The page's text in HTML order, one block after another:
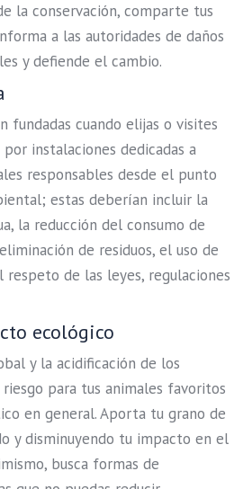
la conservación, comparte tus
a las autoridades de daños
y defiende el cambio.
fundadas cuando elijas o visites
instalaciones dedicadas a
responsables desde el punto
estas deberían incluir la
la reducción del consumo de
de residuos, el uso de
respeto de las leyes, regulaciones
ecológico
y la acidificación de los
para tus animales favoritos
en general. Aporta tu grano de
y disminuyendo tu impacto en el
busca formas de